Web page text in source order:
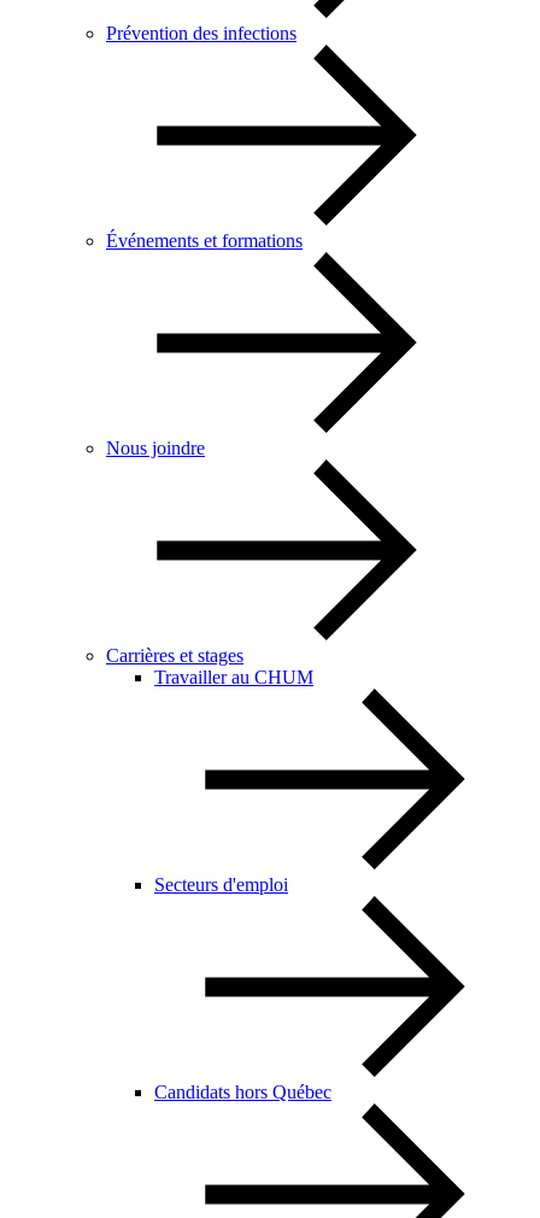
Prévention des infections
Événements et formations
Nous joindre
Carrières et stages
Travailler au CHUM
Secteurs d'emploi
Candidats hors Québec